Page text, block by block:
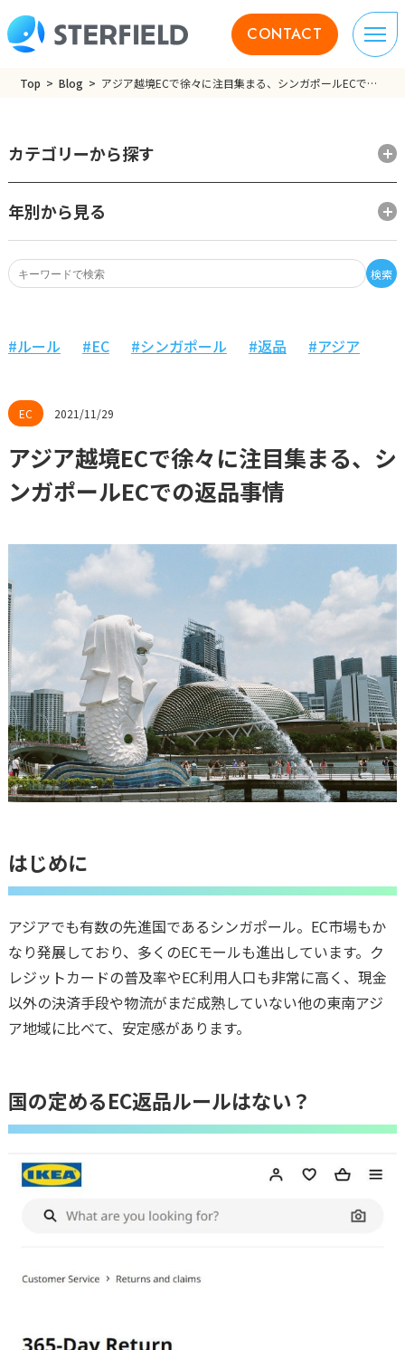
CONTACT
Top Blog アジア越境ECで徐々に注目集まる、シンガポールECでの返品事情
検索
カテゴリーから探す
年別から見る
2021/11/29
ルール EC シンガポール 返品 アジア
アジア越境ECで徐々に注目集まる、シ
ンガポールECでの返品事情
はじめに
アジアでも有数の先進国であるシンガポール。EC市場もか
なり発展しており、多くのECモールも進出しています。ク
レジットカードの普及率やEC利用人口も非常に高く、現金
以外の決済手段や物流がまだ成熟していない他の東南アジ
ア地域に比べて、安定感があります。
国の定めるEC返品ルールはない？